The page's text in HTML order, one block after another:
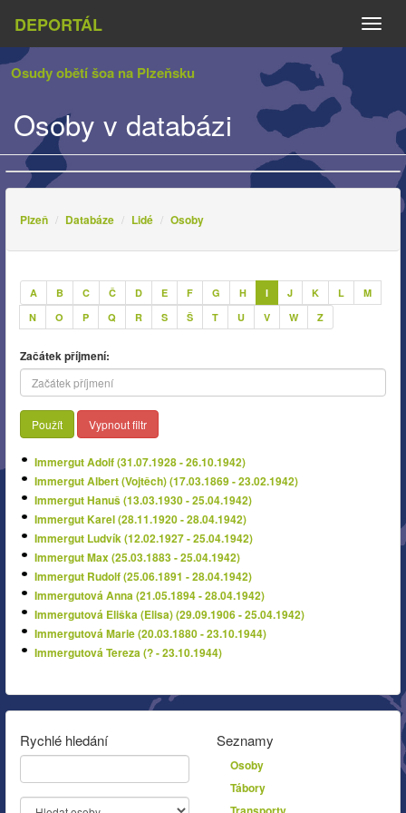
DEPORTÁL
Osudy obětí šoa na Plzeňsku
Osoby v databázi
Plzeň Databáze Lidé Osoby
A B C Č D E F G H I J K L
M
N
O P Q R S Š T U V W Z
Začátek příjmení:
Použít Vypnout filtr
Immergut Adolf (31.07.1928 - 26.10.1942)
Immergut Albert (Vojtěch) (17.03.1869 - 23.02.1942)
Immergut Hanuš (13.03.1930 - 25.04.1942)
Immergut Karel (28.11.1920 - 28.04.1942)
Immergut Ludvík (12.02.1927 - 25.04.1942)
Immergut Max (25.03.1883 - 25.04.1942)
Immergut Rudolf (25.06.1891 - 28.04.1942)
Immergutová Anna (21.05.1894 - 28.04.1942)
Immergutová Eliška (Elisa) (29.09.1906 - 25.04.1942)
Immergutová Marie (20.03.1880 - 23.10.1944)
Immergutová Tereza (? - 23.10.1944)
Rychlé hledání Seznamy
Osoby
Tábory